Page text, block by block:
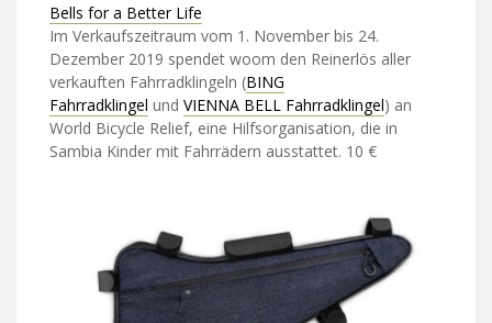
Bells for a Better Life
Im Verkaufszeitraum vom 1. November bis 24.
Dezember 2019 spendet woom den Reinerlös aller
verkauften Fahrradklingeln (BING
Fahrradklingel und VIENNA BELL Fahrradklingel) an
World Bicycle Relief, eine Hilfsorganisation, die in
Sambia Kinder mit Fahrrädern ausstattet. 10 €